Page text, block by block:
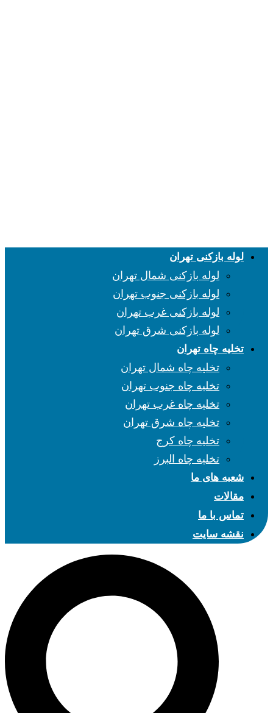
لوله بازکنی تهران
لوله بازکنی شمال تهران
لوله بازکنی جنوب تهران
لوله بازکنی غرب تهران
لوله بازکنی شرق تهران
تخلیه چاه تهران
تخلیه چاه شمال تهران
تخلیه چاه جنوب تهران
تخلیه چاه غرب تهران
تخلیه چاه شرق تهران
تخلیه چاه کرج
تخلیه چاه البرز
شعبه های ما
مقالات
تماس با ما
نقشه سایت